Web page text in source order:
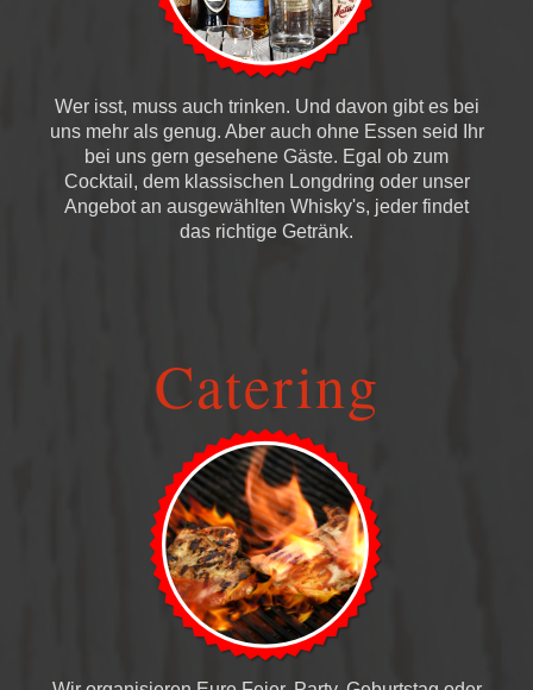
Wer isst, muss auch trinken. Und davon gibt es bei
uns mehr als genug. Aber auch ohne Essen seid Ihr
bei uns gern gesehene Gäste. Egal ob zum
Cocktail, dem klassischen Longdring oder unser
Angebot an ausgewählten Whisky's, jeder findet
das richtige Getränk.
Catering